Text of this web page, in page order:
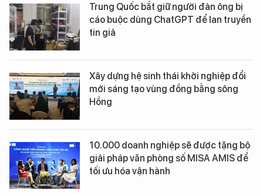
Trung Quốc bắt giữ người đàn ông bị
cáo buộc dùng ChatGPT để lan truyền
tin giả
Xây dựng hệ sinh thái khởi nghiệp đổi
mới sáng tạo vùng đồng bằng sông
Hồng
10.000 doanh nghiệp sẽ được tặng bộ
giải pháp văn phòng số MISA AMIS để
tối ưu hóa vận hành